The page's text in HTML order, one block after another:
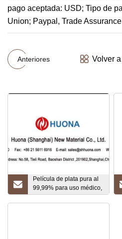
pago aceptada: USD; Tipo de
Union; Paypal, Trade
Anteriores Volver
Película de plata pura al
99,99% para uso médico,
galvanoplastia